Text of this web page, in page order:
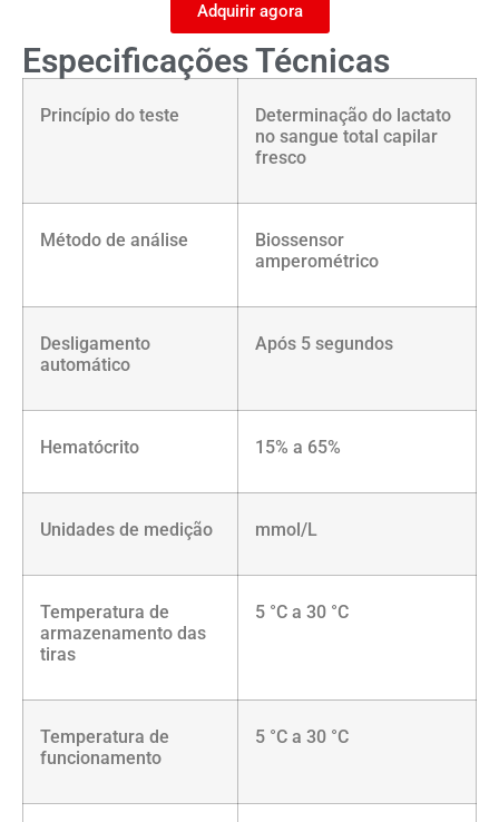
Adquirir agora
Especificações Técnicas
Princípio do teste
Determinação do lactato
no sangue total capilar
fresco
Método de análise
Biossensor
amperométrico
Desligamento
automático
Após 5 segundos
Hematócrito 15% a 65%
Unidades de medição mmol/L
Temperatura de
armazenamento das
tiras
5 °C a 30 °C
Temperatura de
funcionamento
5 °C a 30 °C